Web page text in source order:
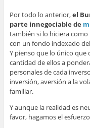
Por todo lo anterior,el
parte innegociable de
también si lo hiciera
con un fondo indexado
Y pienso que lo único que
cantidad de ellos a
personales de cada
inversión, aversión a la
familiar.
Y aunque la realidad es
favor, hagamos el